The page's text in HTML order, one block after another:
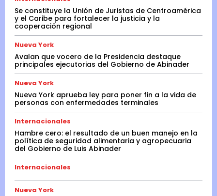
Se constituye la Unión de Juristas de Centroamérica
y el Caribe para fortalecer la justicia y la
cooperación regional
Nueva York
Avalan que vocero de la Presidencia destaque
principales ejecutorias del Gobierno de Abinader
Nueva York
Nueva York aprueba ley para poner fin a la vida de
personas con enfermedades terminales
Internacionales
Hambre cero: el resultado de un buen manejo en la
política de seguridad alimentaria y agropecuaria
del Gobierno de Luis Abinader
Internacionales
Nueva York